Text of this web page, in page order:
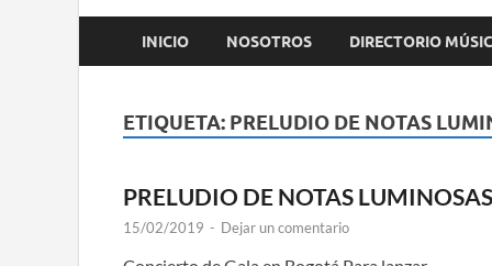
INICIO NOSOTROS DIRECTORIO
ETIQUETA: PRELUDIO DE NOTAS
PRELUDIO DE NOTAS LUMINOSAS
15/02/2019 - Dejar un comentario